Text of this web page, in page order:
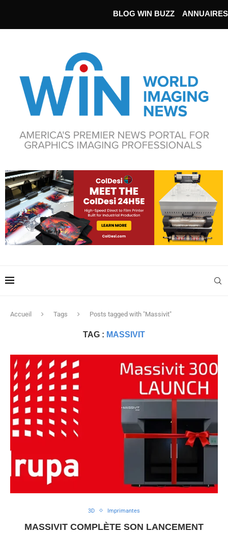
BLOG WIN BUZZ ANNUAIRES
Accueil Tags Posts tagged with "Massivit"
TAG : MASSIVIT
3D Imprimantes
MASSIVIT COMPLÈTE SON LANCEMENT